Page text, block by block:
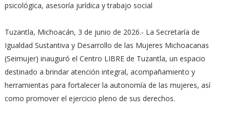
psicológica, asesoría jurídica y trabajo social
Tuzantla, Michoacán, 3 de junio de 2026.- La Secretaría de
Igualdad Sustantiva y Desarrollo de las Mujeres Michoacanas
(Seimujer) inauguró el Centro LIBRE de Tuzantla, un espacio
destinado a brindar atención integral, acompañamiento y
herramientas para fortalecer la autonomía de las mujeres, así
como promover el ejercicio pleno de sus derechos.